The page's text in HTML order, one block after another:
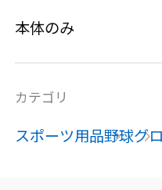
本体のみ
カテゴリ
スポーツ用品野球グ